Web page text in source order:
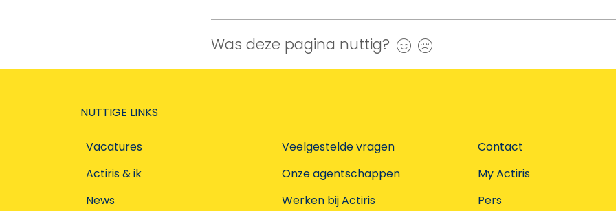
Was deze pagina nuttig? Ja
NUTTIGE LINKS
Vacatures
Actiris & ik
News
Veelgestelde vragen
Onze agentschappen
Werken bij Actiris
Contact
My Actiris
Pers